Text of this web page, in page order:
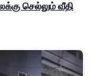
செல்லும் வீதி